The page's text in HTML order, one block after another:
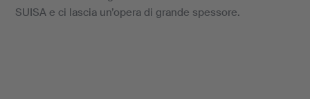
SUISA e ci lascia un’opera di grande spessore.